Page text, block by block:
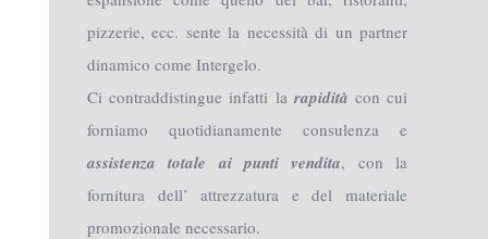
pizzerie, ecc. sente la necessità di un partner
dinamico come Intergelo.
Ci contraddistingue infatti la rapidità con cui
forniamo quotidianamente consulenza e
assistenza totale ai punti vendita, con la
fornitura dell’ attrezzatura e del materiale
promozionale necessario.